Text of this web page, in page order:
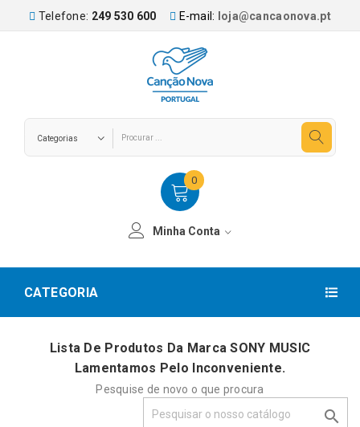
Telefone: 249 530 600 E-mail: loja@cancaonova.pt
0
Minha Conta
CATEGORIA
Lista De Produtos Da Marca SONY MUSIC
Lamentamos Pelo Inconveniente.
Pesquise de novo o que procura
